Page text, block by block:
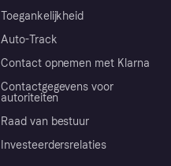
Toegankelijkheid
Auto-Track
Contact opnemen met Klarna
Contactgegevens voor
autoriteiten
Raad van bestuur
Investeerdersrelaties